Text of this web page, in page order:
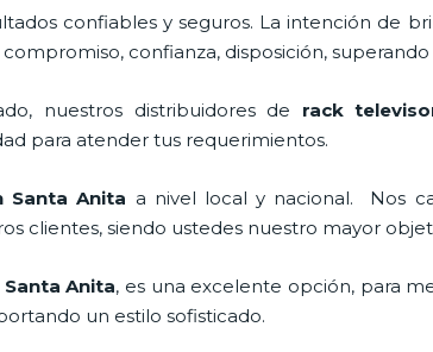
confiables y seguros. La intención de
confianza, disposición, superando
nuestros distribuidores de rack
para atender tus requerimientos.
Santa Anita a nivel local y nacional.
Nos
clientes, siendo ustedes nuestro mayor
Santa Anita, es una excelente opción, para
un estilo sofisticado.